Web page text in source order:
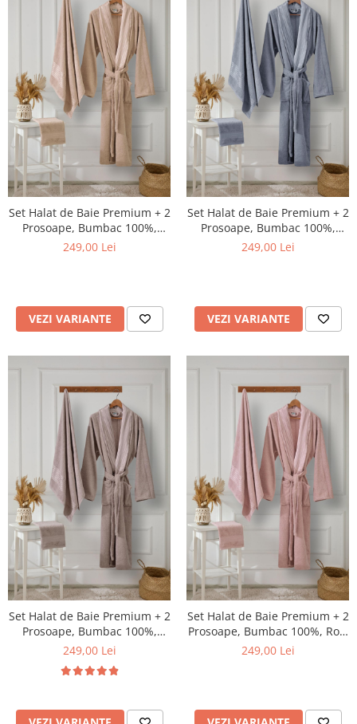
Set Halat de Baie Premium + 2
Prosoape, Bumbac 100%,
Maro, Ambalat in Cutie Cadou
249,00 Lei
VEZI VARIANTE
Set Halat de Baie Premium + 2
Prosoape, Bumbac 100%,
Albastru, Ambalat in Cutie
249,00 Lei
VEZI VARIANTE
Set Halat de Baie Premium + 2
Prosoape, Bumbac 100%,
Cappuccino, Ambalat in Cutie
249,00 Lei
Set Halat de Baie Premium + 2
Prosoape, Bumbac 100%, Roz,
Ambalat in Cutie Cadou
249,00 Lei